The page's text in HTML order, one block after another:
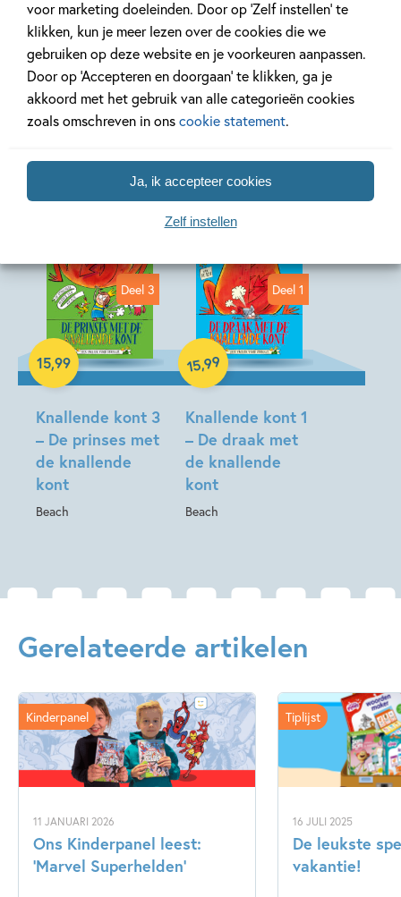
voor marketing doeleinden. Door op ‘Zelf instellen’ te
klikken, kun je meer lezen over de cookies die we
gebruiken op deze website en je voorkeuren aanpassen.
Door op ‘Accepteren en doorgaan’ te klikken, ga je
akkoord met het gebruik van alle categorieën cookies
zoals omschreven in onscookie statement.
Ja, ik accepteer cookies
Zelf instellen
Andere boeken uit de serie
'Knallende kont'
Deel 3
Knallende kont 3
– De prinses met
de knallende
kont
Beach
15,99
Hardcover
Deel 1
Knallende kont 1
– De draak met
de knallende
kont
Beach
15,99
Hardcover
Gerelateerde artikelen
11 JANUARI 2026
Ons Kinderpanel leest:
‘Marvel Superhelden’
Kinderpanel
16 JULI 2025
De leukste
vakantie!
Tiplijst